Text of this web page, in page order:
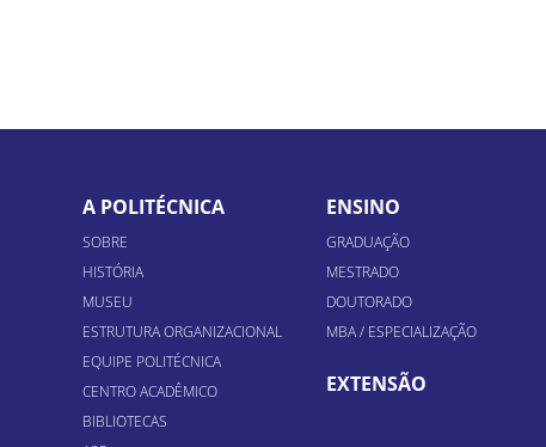
A POLITÉCNICA
SOBRE
HISTÓRIA
MUSEU
ESTRUTURA ORGANIZACIONAL
EQUIPE POLITÉCNICA
CENTRO ACADÊMICO
BIBLIOTECAS
ENSINO
GRADUAÇÃO
MESTRADO
DOUTORADO
MBA / ESPECIALIZAÇÃO
EXTENSÃO